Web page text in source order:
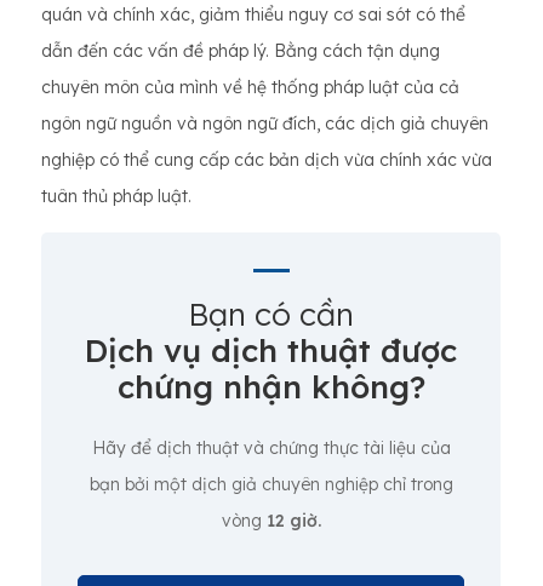
quán và chính xác, giảm thiểu nguy cơ sai sót có thể
dẫn đến các vấn đề pháp lý. Bằng cách tận dụng
chuyên môn của mình về hệ thống pháp luật của cả
ngôn ngữ nguồn và ngôn ngữ đích, các dịch giả chuyên
nghiệp có thể cung cấp các bản dịch vừa chính xác vừa
tuân thủ pháp luật.
Bạn có cần
Dịch vụ dịch thuật được
chứng nhận không?
Hãy để dịch thuật và chứng thực tài liệu của
bạn bởi một dịch giả chuyên nghiệp chỉ trong
vòng 12 giờ.